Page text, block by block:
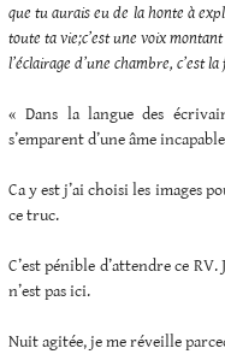
que tu aurais eu de la honte à
toute ta vie;c’est une voix
l’éclairage d’une chambre, c’est
« Dans la langue des
s’emparent d’une âme
Ca y est j’ai choisi les images
ce truc.
C’est pénible d’attendre ce
n’est pas ici.
Nuit agitée, je me réveille